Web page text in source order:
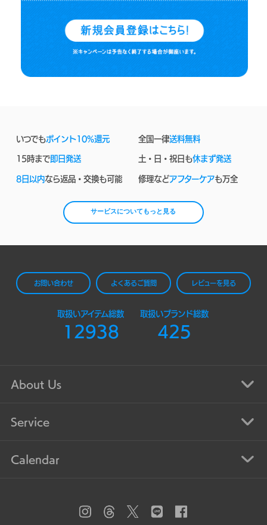
いつでもポイント10%還元 全国一律送料無料
15時まで即日発送 土・日・祝日も休まず発送
8日以内なら返品・交換も可能 修理などアフターケアも万全
サービスについてもっと見る
お問い合わせ よくあるご質問 レビューを見る
取扱いアイテム総数
12938
取扱いブランド総数
425
About Us
Service
Calendar